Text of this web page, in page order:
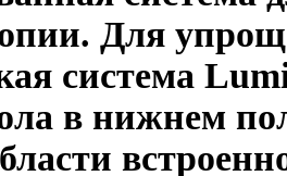
Для
система
в нижнем